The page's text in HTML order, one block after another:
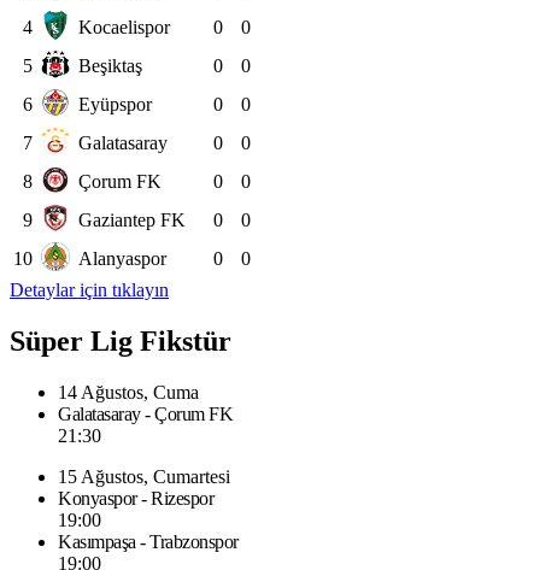
4
Kocaelispor 0
0
5
Beşiktaş 0
0
6
Eyüpspor 0
0
7
Galatasaray 0
0
8
Çorum FK 0
0
9
Gaziantep FK 0
0
10
Alanyaspor 0
0
Detaylar için tıklayın
Süper Lig Fikstür
14 Ağustos, Cuma
Galatasaray - Çorum FK
21:30
15 Ağustos, Cumartesi
Konyaspor - Rizespor
19:00
Kasımpaşa - Trabzonspor
19:00